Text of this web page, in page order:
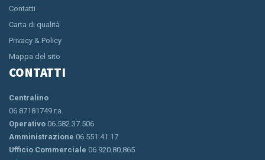
Contatti
Carta di qualità
Privacy & Policy
Mappa del sito
CONTATTI
Centralino
06.87181749 r.a.
Operativo 06.582.37.506
Amministrazione 06.551.41.17
Ufficio Commerciale 06.920.80.865